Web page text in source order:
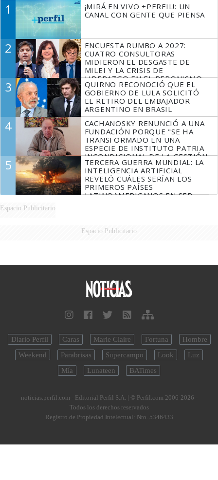
1
¡MIRÁ EN VIVO +PERFIL!: UN
CANAL CON GENTE QUE PIENSA
2
ENCUESTA RUMBO A 2027:
CUATRO CONSULTORAS
MIDIERON EL DESGASTE DE
MILEI Y LA CRISIS DE
LIDERAZGO EN EL PERONISMO
3
QUIRNO RECONOCIÓ QUE EL
GOBIERNO DE LULA SOLICITÓ
EL RETIRO DEL EMBAJADOR
ARGENTINO EN BRASIL
4
CACHANOSKY RENUNCIÓ A UNA
FUNDACIÓN PORQUE "SE HA
TRANSFORMADO EN UNA
ESPECIE DE INSTITUTO PATRIA
INCONDICIONAL DE LA GESTIÓN
DE MILEI"
5
TERCERA GUERRA MUNDIAL: LA
INTELIGENCIA ARTIFICIAL
REVELÓ CUÁLES SERÍAN LOS
PRIMEROS PAÍSES
LATINOAMERICANOS EN SER
Espacio Publicitario
Espacio Publicitario
Diario Perfil Caras Marie Claire Fortuna
Hombre
Weekend
Parabrisas Supercampo Look
Luz
Mía
Lunateen BATimes
noticias.perfil.com - Editorial Perfil S.A. | © Perfil.com 2006-2026 -
Todos los derechos reservados
Registro de Propiedad Intelectual: Nro. 5346433